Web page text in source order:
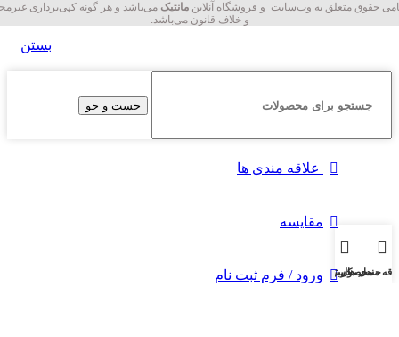
حقوق متعلق به وب‌سایت و فروشگاه‌ آنلاین مانتیک می‌باشد و هر گونه کپی‌برداری
و خلاف قانون می‌باشد.
بستن
جست و جو
علاقه مندی ها
مقایسه
ورود / فرم ثبت نام مندی ها
محصول
حساب کاربری من
دسته ها